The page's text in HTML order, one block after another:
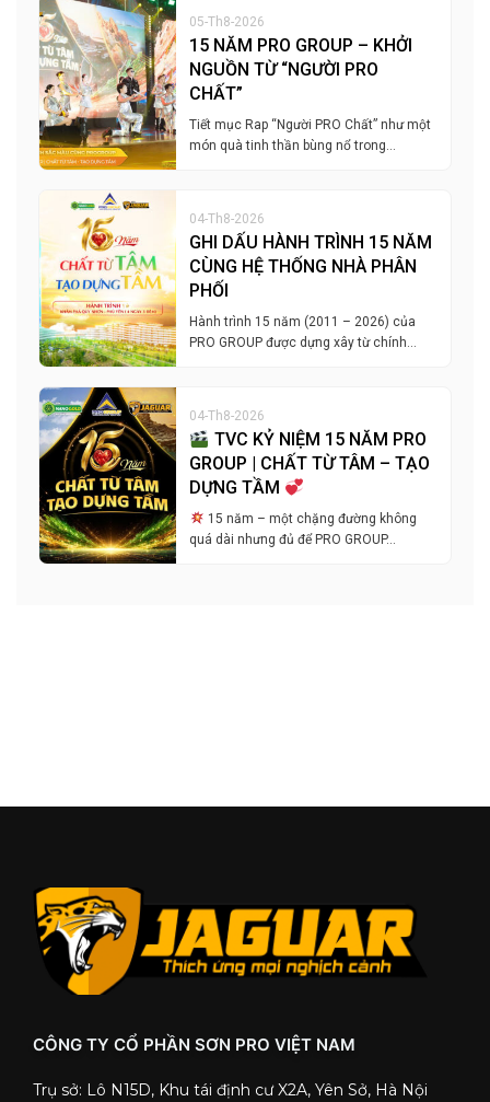
05-Th8-2026
15 NĂM PRO GROUP – KHỞI
NGUỒN TỪ “NGƯỜI PRO
CHẤT”
Tiết mục Rap “Người PRO Chất” như một
món quà tinh thần bùng nổ trong…
04-Th8-2026
GHI DẤU HÀNH TRÌNH 15 NĂM
CÙNG HỆ THỐNG NHÀ PHÂN
PHỐI
Hành trình 15 năm (2011 – 2026) của
PRO GROUP được dựng xây từ chính…
04-Th8-2026
TVC KỶ NIỆM 15 NĂM PRO
GROUP | CHẤT TỪ TÂM – TẠO
DỰNG TẦM
15 năm – một chặng đường không
quá dài nhưng đủ để PRO GROUP…
CÔNG TY CỔ PHẦN SƠN PRO VIỆT NAM
Trụ sở: Lô N15D, Khu tái định cư X2A, Yên Sở, Hà Nội